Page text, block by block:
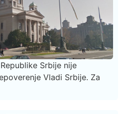
Srbije nije
Vladi Srbije. Za